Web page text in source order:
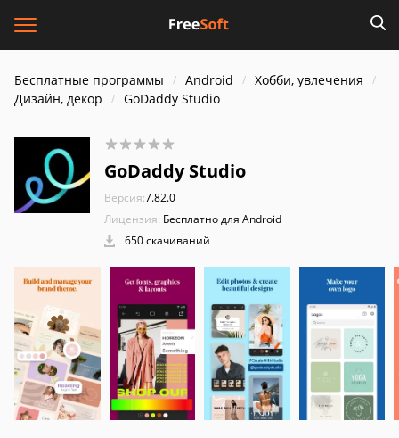
Бесплатные программы Android
Хобби, увлечения
Дизайн, декор
GoDaddy Studio
GoDaddy Studio
Версия:7.82.0
Лицензия: Бесплатно для Android
650 скачиваний